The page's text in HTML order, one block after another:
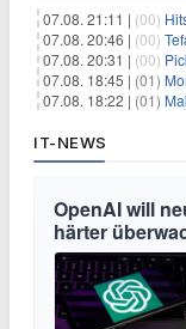
07.08. 21:11 | (00)
07.08. 20:46 | (00)
07.08. 20:31 | (00)
07.08. 18:45 | (01)
07.08. 18:22 | (01)
IT-NEWS
OpenAI will
härter